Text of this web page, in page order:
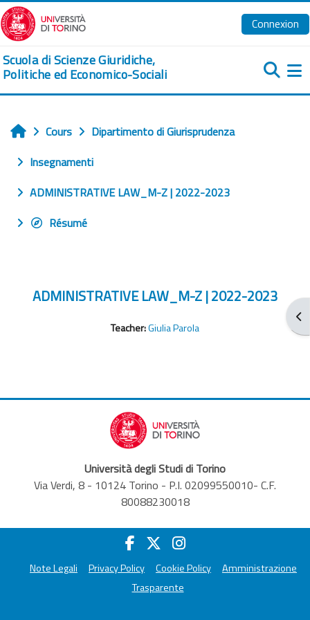
Passer au contenu principal
Connexion
Scuola di Scienze Giuridiche,
Politiche ed Economico-Sociali
Accueil
Cours
Dipartimento di Giurisprudenza
Insegnamenti
ADMINISTRATIVE LAW_M-Z | 2022-2023
Résumé
ADMINISTRATIVE LAW_M-Z | 2022-2023
Teacher:Giulia Parola
Università degli Studi di Torino
Via Verdi, 8 - 10124 Torino - P.I. 02099550010- C.F.
80088230018
Note Legali Privacy Policy Cookie Policy
Amministrazione
Trasparente